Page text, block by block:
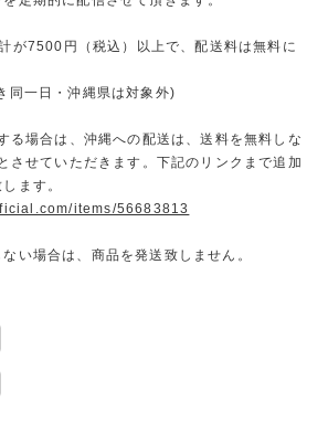
が7500円（税込）以上で、配送料は無料に
同一日・沖縄県は対象外)
場合は、沖縄への配送は、送料を無料しな
させていただきます。下記のリンクまで追加
ます。
items/56683813
い場合は、商品を発送致しません。